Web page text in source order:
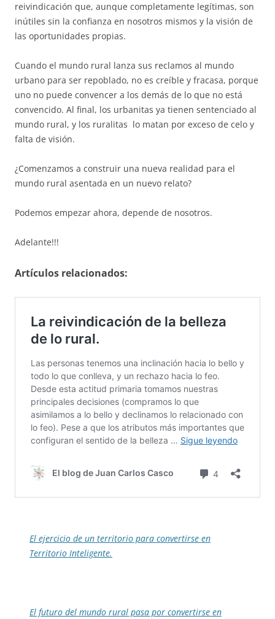
reivindicación que, aunque completamente legítimas, son
inútiles sin la confianza en nosotros mismos y la visión de
las oportunidades propias.
Cuando el mundo rural lanza sus reclamos al mundo
urbano para ser repoblado, no es creíble y fracasa, porque
uno no puede convencer a los demás de lo que no está
convencido. Al final, los urbanitas ya tienen sentenciado al
mundo rural, y los ruralitas lo matan por exceso de celo y
falta de visión.
¿Comenzamos a construir una nueva realidad para el
mundo rural asentada en un nuevo relato?
Podemos empezar ahora, depende de nosotros.
Adelante!!!
Artículos relacionados:
El ejercicio de un territorio para convertirse en
Territorio Inteligente.
El futuro del mundo rural pasa por convertirse en